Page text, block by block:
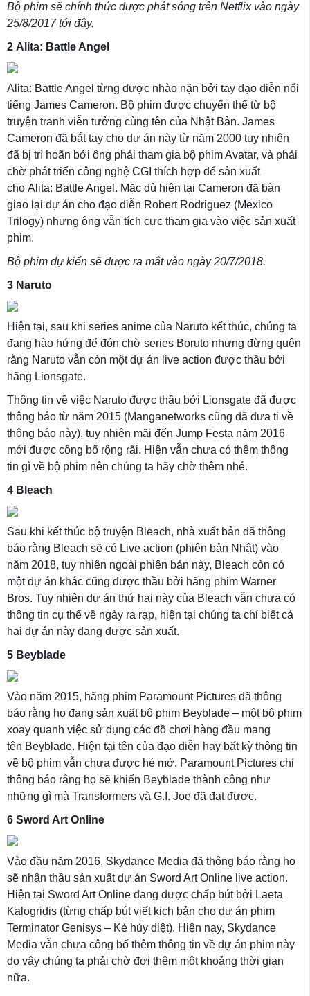
Bộ phim sẽ chính thức được phát sóng trên Netflix vào ngày
25/8/2017 tới đây.
2 Alita: Battle Angel
Alita: Battle Angel từng được nhào nặn bởi tay đạo diễn nổi
tiếng James Cameron. Bộ phim được chuyển thể từ bộ
truyện tranh viễn tưởng cùng tên của Nhật Bản. James
Cameron đã bắt tay cho dự án này từ năm 2000 tuy nhiên
đã bị trì hoãn bởi ông phải tham gia bộ phim Avatar, và phải
chờ phát triển công nghệ CGI thích hợp để sản xuất
cho Alita: Battle Angel. Mặc dù hiện tại Cameron đã bàn
giao lại dự án cho đạo diễn Robert Rodriguez (Mexico
Trilogy) nhưng ông vẫn tích cực tham gia vào việc sản xuất
phim.
Bộ phim dự kiến sẽ được ra mắt vào ngày 20/7/2018.
3 Naruto
Hiện tại, sau khi series anime của Naruto kết thúc, chúng ta
đang hào hứng để đón chờ series Boruto nhưng đừng quên
rằng Naruto vẫn còn một dự án live action được thầu bởi
hãng Lionsgate.
Thông tin về việc Naruto được thầu bởi Lionsgate đã được
thông báo từ năm 2015 (Manganetworks cũng đã đưa ti về
thông báo này), tuy nhiên mãi đến Jump Festa năm 2016
mới được công bố rộng rãi. Hiện vẫn chưa có thêm thông
tin gì về bộ phim nên chúng ta hãy chờ thêm nhé.
4 Bleach
Sau khi kết thúc bộ truyện Bleach, nhà xuất bản đã thông
báo rằng Bleach sẽ có Live action (phiên bản Nhật) vào
năm 2018, tuy nhiên ngoài phiên bản này, Bleach còn có
một dự án khác cũng được thầu bởi hãng phim Warner
Bros. Tuy nhiên dự án thứ hai này của Bleach vẫn chưa có
thông tin cụ thể về ngày ra rạp, hiện tại chúng ta chỉ biết cả
hai dự án này đang được sản xuất.
5 Beyblade
Vào năm 2015, hãng phim Paramount Pictures đã thông
báo rằng họ đang sản xuất bộ phim Beyblade – một bộ phim
xoay quanh việc sử dụng các đồ chơi hàng đầu mang
tên Beyblade. Hiện tại tên của đạo diễn hay bất kỳ thông tin
về bộ phim vẫn chưa được hé mở. Paramount Pictures chỉ
thông báo rằng họ sẽ khiến Beyblade thành công như
những gì mà Transformers và G.I. Joe đã đạt được.
6 Sword Art Online
Vào đầu năm 2016, Skydance Media đã thông báo rằng họ
sẽ nhận thầu sản xuất dự án Sword Art Online live action.
Hiện tại Sword Art Online đang được chấp bút bởi Laeta
Kalogridis (từng chấp bút viết kịch bản cho dự án phim
Terminator Genisys – Kẻ hủy diệt). Hiện nay, Skydance
Media vẫn chưa công bố thêm thông tin về dự án phim này
do vậy chúng ta phải chờ đợi thêm một khoảng thời gian
nữa.